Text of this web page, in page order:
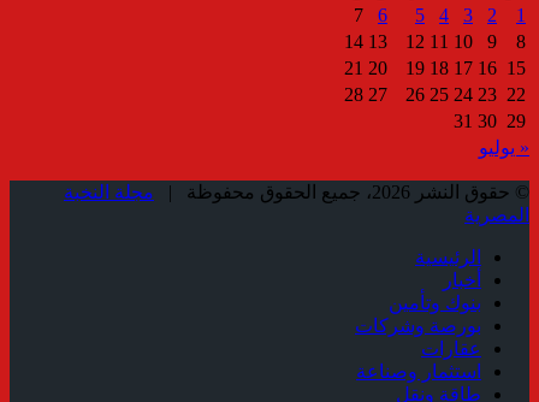
1
2
3
4
5
6
7
8
9
10
11
12
13
14
15
16
17
18
19
20
21
22
23
24
25
26
27
28
29
30
31
« يوليو
© حقوق النشر 2026، جميع الحقوق محفوظة |
مجلة النخبة
المصرية
الرئيسية
أخبار
بنوك وتأمين
بورصة وشركات
عقارات
استثمار وصناعة
طاقة ونقل